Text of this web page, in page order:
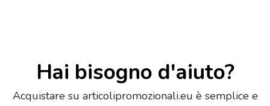
Hai bisogno d'aiuto?
Acquistare su articolipromozionali.eu è semplice e